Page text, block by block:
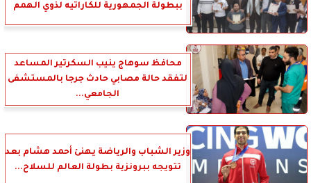
ببطولة الجمهورية للكاراتيه لذوي الهمم
محافظ سوهاج ينيب السكرتير المساعد
لتفقد حالة مصابي حادث جرجا بالمستشفى
الجامعي...
وزير الشباب والرياضة يهنئ أحمد هشام بعد
تتويجه ببرونزية بطولة العالم للسلاح...